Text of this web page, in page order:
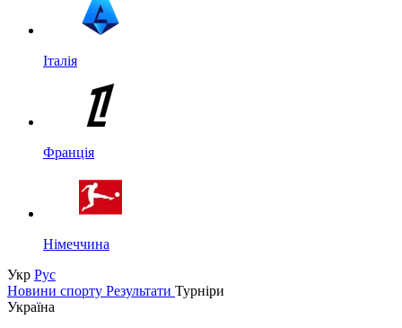
Італія
Франція
Німеччина
Укр Рус
Новини спорту Результати Турніри
Україна